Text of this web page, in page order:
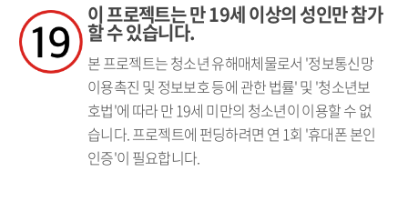
이 프로젝트는 만 19세 이상의 성인만 참가
할 수 있습니다.
본 프로젝트는 청소년 유해매체물로서 '정보통신망
이용촉진 및 정보보호 등에 관한 법률' 및 '청소년보
호법'에 따라 만 19세 미만의 청소년이 이용할 수 없
습니다. 프로젝트에 펀딩하려면 연 1회 '휴대폰 본인
인증'이 필요합니다.